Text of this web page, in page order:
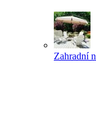
Zahradní